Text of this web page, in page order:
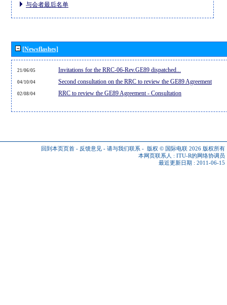
与会者最后名单
[Newsflashes]
21/06/05 Invitations for the RRC-06-Rev.GE89 dispatched...
04/10/04 Second consultation on the RRC to review the GE89 Agreement
02/08/04 RRC to review the GE89 Agreement - Consultation
回到本页页首 - 反馈意见 - 请与我们联系 - 版权 © 国际电联 2026 版权所有
本网页联系人 : ITU-R的网络协调员
最近更新日期 : 2011-06-15